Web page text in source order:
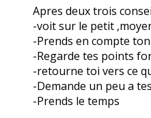
Apres deux trois
-voit sur le petit
-Prends en compte
-Regarde tes points
-retourne toi vers ce
-Demande un peu a
-Prends le temps